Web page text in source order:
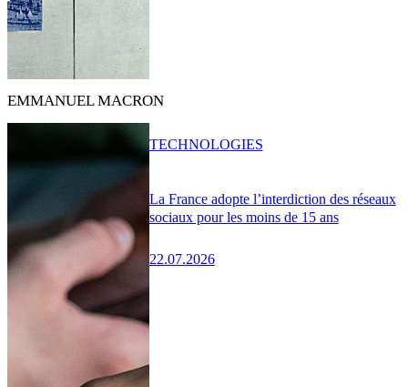
EMMANUEL MACRON
La France adopte l’interdiction des réseaux
sociaux pour les moins de 15 ans
22.07.2026
TECHNOLOGIES